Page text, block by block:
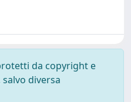
da copyright e
diversa